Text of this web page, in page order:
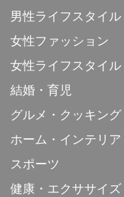
男性ライフスタイル
女性ファッション
女性ライフスタイル
結婚・育児
グルメ・クッキング
ホーム・インテリア
スポーツ
健康・エクササイズ